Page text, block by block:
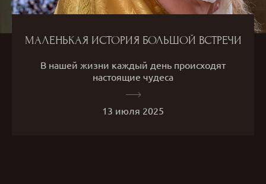
МАЛЕНЬКАЯ ИСТОРИЯ БОЛЬШОЙ ВСТРЕЧИ
В нашей жизни каждый день происходят
настоящие чудеса
13 июля 2025